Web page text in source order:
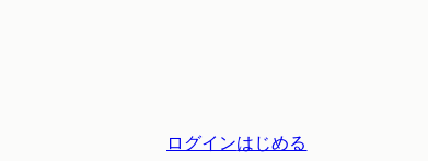
ログインはじめる